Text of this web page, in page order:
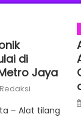
di
Jaya
Author
Redaksi
– Alat tilang